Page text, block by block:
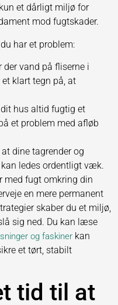
et dårligt miljø for
mod fugtskader.
har et problem:
der vand på fliserne i
et klart tegn på, at
hus altid fugtig et
et problem med afløb
at dine tagrender og
ledes ordentligt væk.
med fugt omkring din
en mere permanent
skaber du et miljø,
sig ned. Du kan læse
og faskiner kan
et tørt, stabilt
tid til at